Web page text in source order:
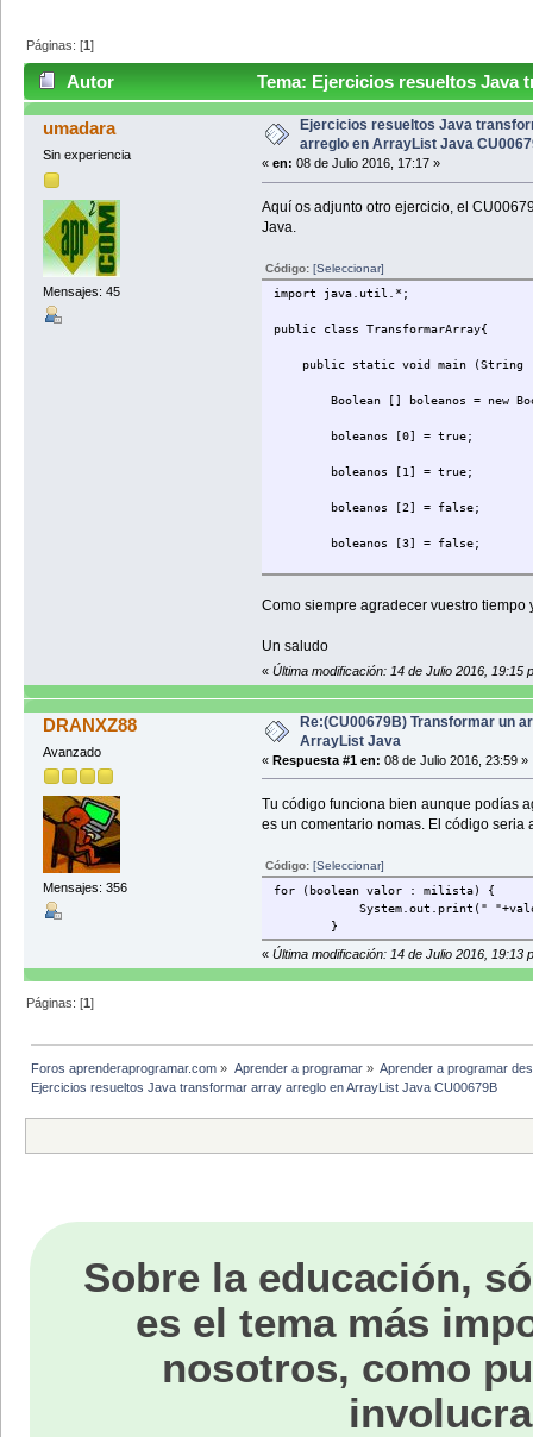
Páginas: [1]
Autor
Tema: Ejercicios resueltos Java
CU00679B (Leído 3409 veces)
umadara
Sin experiencia
Mensajes: 45
Ejercicios resueltos Java
arreglo en ArrayList Java
« en: 08 de Julio 2016, 17:17 »
Aquí os adjunto otro ejercicio, el
Java.
Código: [Seleccionar]
import java.util.*;
public class TransformarArray{
public static void main (String
Boolean [] boleanos = new
boleanos [0] = true;
boleanos [1] = true;
boleanos [2] = false;
boleanos [3] = false;
boleanos [4] = true;
boleanos [5] = false;
List<Boolean> milista = new
milista = Arrays.asList
}
}
Como siempre agradecer vuestro tiempo
Un saludo
« Última modificación: 14 de Julio 2016, 19:15
DRANXZ88
Avanzado
Mensajes: 356
Re:(CU00679B) Transformar un
ArrayList Java
« Respuesta #1 en: 08 de Julio 2016, 23:59 »
Tu código funciona bien aunque podías
es un comentario nomas. El código seria
Código: [Seleccionar]
for (boolean valor : milista) {
System.out.print("
}
« Última modificación: 14 de Julio 2016, 19:13
Páginas: [1]
Foros aprenderaprogramar.com » Aprender a programar» Aprender a programar
Ejercicios resueltos Java transformar array arreglo en ArrayList Java CU00679B
Sobre la educación,
es el tema más
nosotros, como